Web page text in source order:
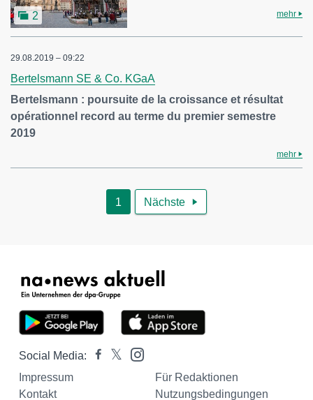
2 mehr
29.08.2019 – 09:22
Bertelsmann SE & Co. KGaA
Bertelsmann : poursuite de la croissance et résultat
opérationnel record au terme du premier semestre
2019
mehr
1 Nächste 
Social Media:
Impressum
Für Redaktionen
Kontakt
Nutzungsbedingungen